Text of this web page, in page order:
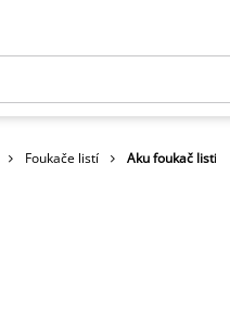
Foukače listí Aku foukač listí